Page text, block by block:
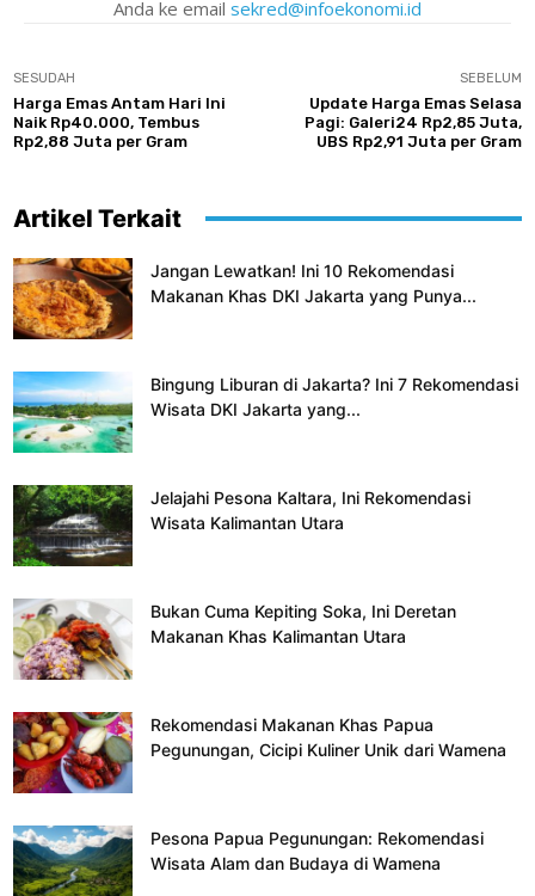
Anda ke email sekred@infoekonomi.id
SESUDAH
Harga Emas Antam Hari Ini
Naik Rp40.000, Tembus
Rp2,88 Juta per Gram
SEBELUM
Update Harga Emas Selasa
Pagi: Galeri24 Rp2,85 Juta,
UBS Rp2,91 Juta per Gram
Artikel Terkait
Jangan Lewatkan! Ini 10 Rekomendasi
Makanan Khas DKI Jakarta yang Punya...
Bingung Liburan di Jakarta? Ini 7 Rekomendasi
Wisata DKI Jakarta yang...
Jelajahi Pesona Kaltara, Ini Rekomendasi
Wisata Kalimantan Utara
Bukan Cuma Kepiting Soka, Ini Deretan
Makanan Khas Kalimantan Utara
Rekomendasi Makanan Khas Papua
Pegunungan, Cicipi Kuliner Unik dari Wamena
Pesona Papua Pegunungan: Rekomendasi
Wisata Alam dan Budaya di Wamena